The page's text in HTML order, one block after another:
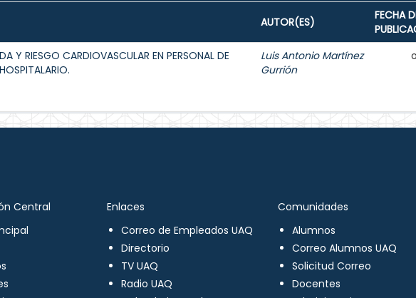
AUTOR(ES)
FECHA
Y RIESGO CARDIOVASCULAR EN PERSONAL DE
Luis Antonio Martínez
Gurrión
Central
Enlaces
Correo de Empleados UAQ
Directorio
TV UAQ
Radio UAQ
Comunidades
Alumnos
Correo Alumnos UAQ
Solicitud Correo
Docentes